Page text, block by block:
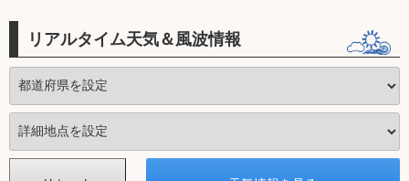
リアルタイム天気＆風波情報